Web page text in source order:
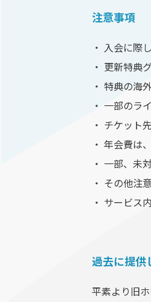
注意事項
・ 入会に際
・ 更新特典
・ 特典の海
・ 一部のラ
・ チケット
・ 年会費は
・ 一部、未
・ その他注
・ サービス
過去に提供
平素より旧